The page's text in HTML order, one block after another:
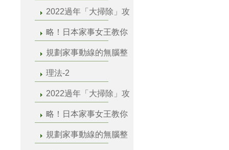
2022過年「大掃除」攻
略！日本家事女王教你
規劃家事動線的無腦整
理法-2
2022過年「大掃除」攻
略！日本家事女王教你
規劃家事動線的無腦整